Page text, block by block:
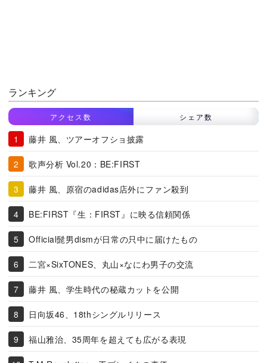
ランキング
アクセス数 シェア数
藤井 風、ツアーオフショ披露
歌声分析 Vol.20：BE:FIRST
藤井 風、原宿のadidas店外にファン殺到
BE:FIRST『生：FIRST』に映る信頼関係
Official髭男dismが日常の只中に届けたもの
二宮×SixTONES、丸山×なにわ男子の交流
藤井 風、学生時代の秘蔵カットを公開
日向坂46、18thシングルリリース
福山雅治、35周年を超えても広がる表現